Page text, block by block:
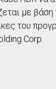
με
του
Corp.